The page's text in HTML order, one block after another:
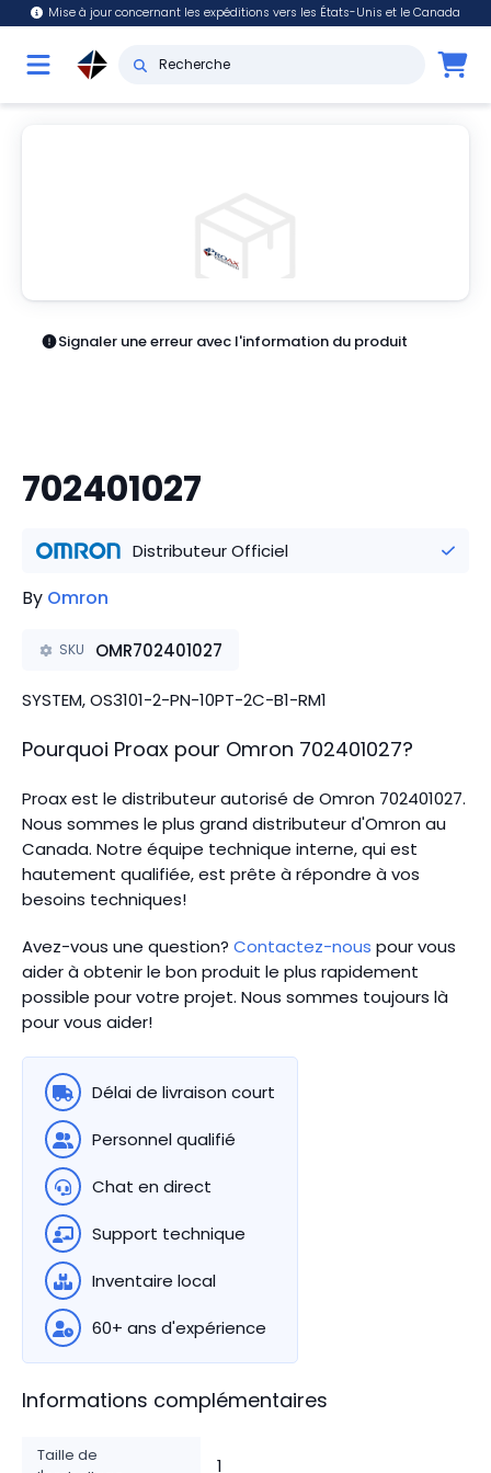
Mise à jour concernant les expéditions vers les États-Unis et le Canada
Signaler une erreur avec l'information du produit
702401027
Distributeur Officiel
By Omron
SKU OMR702401027
SYSTEM, OS3101-2-PN-10PT-2C-B1-RM1
Pourquoi Proax pour Omron 702401027?
Proax est le distributeur autorisé de Omron 702401027.
Nous sommes le plus grand distributeur d'Omron au
Canada. Notre équipe technique interne, qui est
hautement qualifiée, est prête à répondre à vos
besoins techniques!
Avez-vous une question? Contactez-nous pour vous
aider à obtenir le bon produit le plus rapidement
possible pour votre projet. Nous sommes toujours là
pour vous aider!
Délai de livraison court
Personnel qualifié
Chat en direct
Support technique
Inventaire local
60+ ans d'expérience
Informations complémentaires
Taille de
1